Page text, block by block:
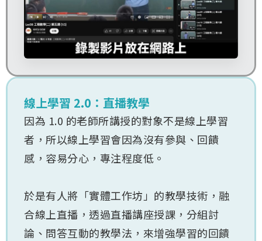
線上學習 2.0：直播教學
因為 1.0 的老師所講授的對象不是線上學習
者，所以線上學習會因為沒有參與、回饋
感，容易分心，專注程度低。
​於是有人將「實體工作坊」的教學技術，融
合線上直播，透過直播講座授課，分組討
論、問答互動的教學法，來增強學習的回饋